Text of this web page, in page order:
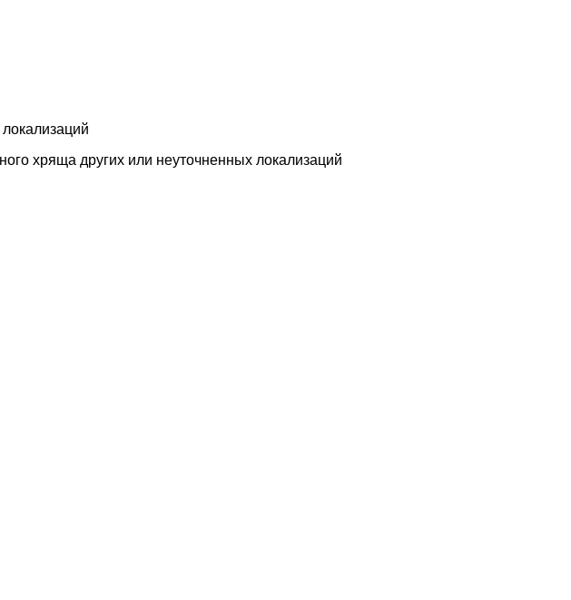
хряща других или неуточненных локализаций